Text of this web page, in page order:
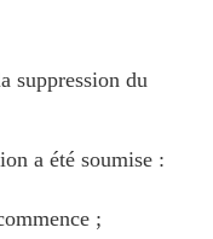
suppression du
a été soumise :
;